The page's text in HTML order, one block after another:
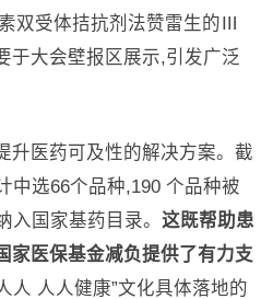
双受体拮抗剂法赞雷生的Ⅲ
于大会壁报区展示,引发广泛
升医药可及性的解决方案。截
中选66个品种,190 个品种被
入国家基药目录。 这既帮助患
家医保基金减负提供了有力支
人 人人健康”文化具体落地的